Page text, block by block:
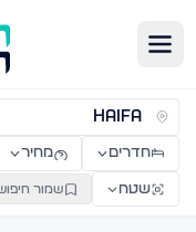
דירות למכירה
חדרים מחיר
שטח שמור